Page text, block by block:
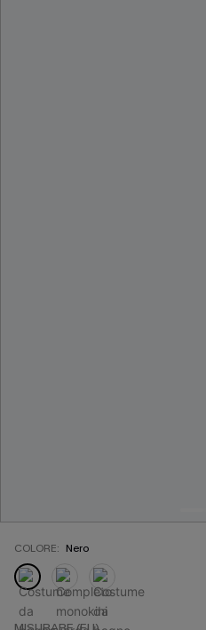
COLORE: Nero